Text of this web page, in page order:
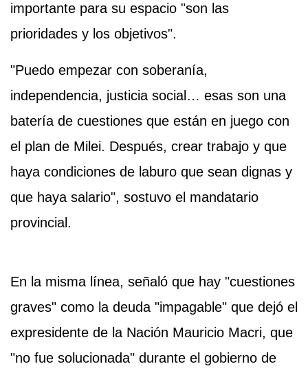
importante para su espacio "son las
prioridades y los objetivos".
"Puedo empezar con soberanía,
independencia, justicia social… esas son una
batería de cuestiones que están en juego con
el plan de Milei. Después, crear trabajo y que
haya condiciones de laburo que sean dignas y
que haya salario", sostuvo el mandatario
provincial.
En la misma línea, señaló que hay "cuestiones
graves" como la deuda "impagable" que dejó el
expresidente de la Nación Mauricio Macri, que
"no fue solucionada" durante el gobierno de